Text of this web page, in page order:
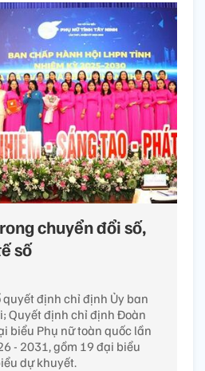
chuyển đổi số,
số
định chỉ định Ủy ban
Quyết định chỉ định Đoàn
biểu Phụ nữ toàn quốc lần
- 2031, gồm 19 đại biểu
dự khuyết.